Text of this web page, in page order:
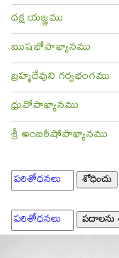
దక్ష యజ్ఞము
ఋషభోపాఖ్యానము
బ్రహ్మదేవుని గర్వభంగము
ధ్రువోపాఖ్యానము
శ్రీ అంబరీషోపాఖ్యానము